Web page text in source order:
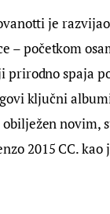
je
– početkom
prirodno spaja
ključni
2015 CC.